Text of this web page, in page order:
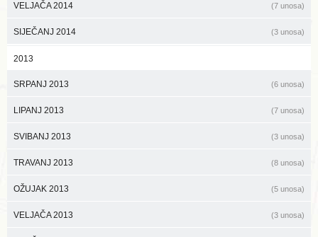
VELJAČA 2014 (7 unosa)
SIJEČANJ 2014 (3 unosa)
2013
SRPANJ 2013 (6 unosa)
LIPANJ 2013 (7 unosa)
SVIBANJ 2013 (3 unosa)
TRAVANJ 2013 (8 unosa)
OŽUJAK 2013 (5 unosa)
VELJAČA 2013 (3 unosa)